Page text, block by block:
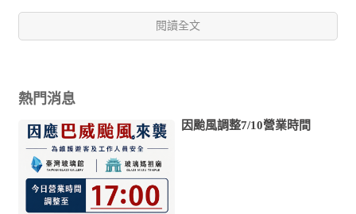
閱讀全文
熱門消息
因颱風調整7/10營業時間